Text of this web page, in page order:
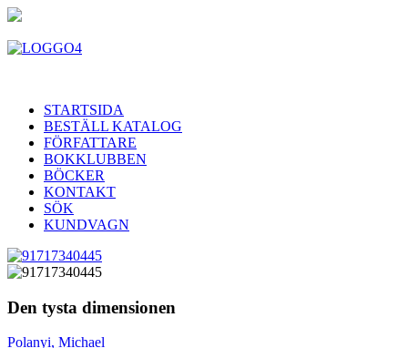
STARTSIDA
BESTÄLL KATALOG
FÖRFATTARE
BOKKLUBBEN
BÖCKER
KONTAKT
SÖK
KUNDVAGN
Den tysta dimensionen
Polanyi, Michael